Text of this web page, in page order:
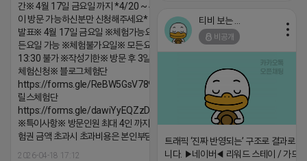
간※ 4월 17일 금요일 까지 *4/20 ~ 4/26 사
이 방문 가능하신분만 신청해주세요* ※체험단
발표※ 4월 17일 금요일 ※체험가능요일※ 모
든요일 가능 ※체험불가요일※ 모든요일 12 ~
13:30 불가 ※작성기한※ 방문 후 3일 이내 ※
체험신청※ 블로그체험단
https://forms.gle/ReBW5GsV789ur2Pz6
릴스체험단
https://forms.gle/dawiYyEQZzDdqf8W8
※특이사항※ 방문인원 최대 4인 까지 가능 체
험권 금액 초과시 초과비용은 본인부담입니다.
2026-04-18 17:12
비공개
트래픽 ‘진짜 반영되는’ 구조로 결과로
니다. ▶네이버◀ 리워드 스테이 / 가드 /